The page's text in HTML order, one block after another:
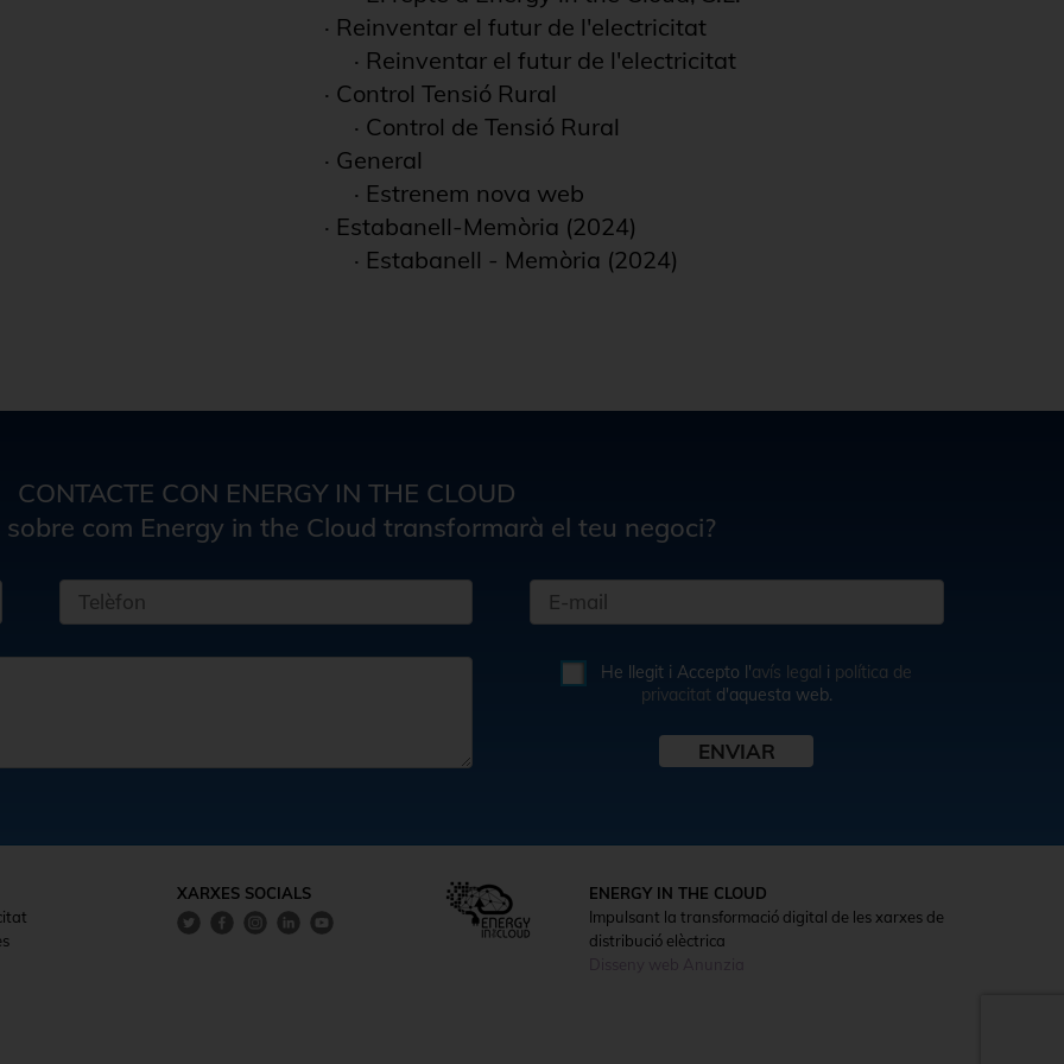
· Reinventar el futur de l'electricitat
· Reinventar el futur de l'electricitat
· Control Tensió Rural
· Control de Tensió Rural
· General
· Estrenem nova web
· Estabanell-Memòria (2024)
· Estabanell - Memòria (2024)
CONTACTE CON ENERGY IN THE CLOUD
com Energy in the Cloud transformarà el teu negoci?
He llegit i Accepto l'avís legal i política de
privacitat d'aquesta web.
XARXES SOCIALS
ENERGY IN THE CLOUD
Impulsant la transformació digital de les xarxes de
distribució elèctrica